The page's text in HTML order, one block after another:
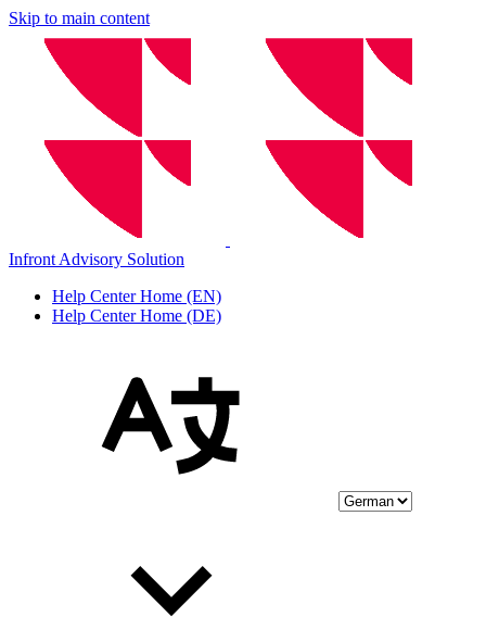
Skip to main content
Infront Advisory Solution
Help Center Home (EN)
Help Center Home (DE)